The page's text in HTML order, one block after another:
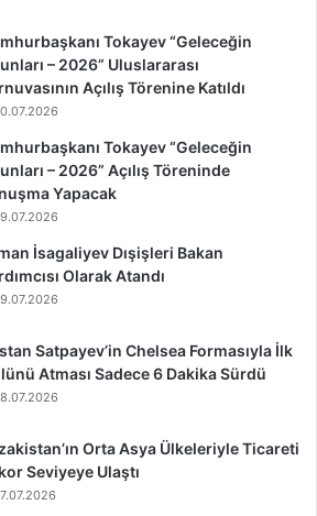
Tokayev “Geleceğin
– 2026” Uluslararası
Açılış Törenine Katıldı
Tokayev “Geleceğin
– 2026” Açılış Töreninde
Yapacak
İsagaliyev Dışişleri Bakan
Olarak Atandı
Satpayev’in Chelsea Formasıyla İlk
Atması Sadece 6 Dakika Sürdü
Orta Asya Ülkeleriyle Ticareti
Seviyeye Ulaştı